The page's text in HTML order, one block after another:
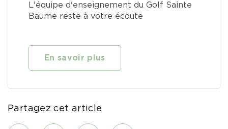
L'équipe d'enseignement du Golf Sainte
Baume reste à votre écoute
En savoir plus
Partagez cet article